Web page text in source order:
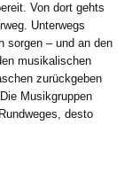
Von dort gehts
Unterwegs
sorgen – und an den
musikalischen
zurückgeben
Musikgruppen
desto